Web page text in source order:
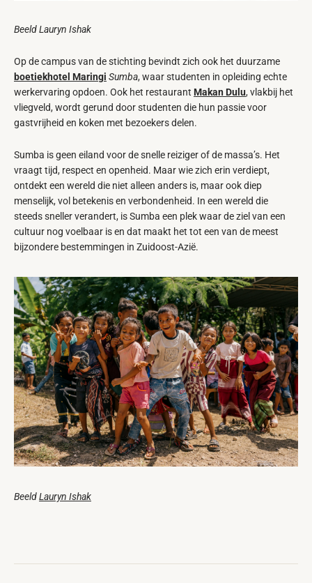
Beeld Lauryn Ishak
Op de campus van de stichting bevindt zich ook het duurzame
boetiekhotel Maringi Sumba, waar studenten in opleiding echte
werkervaring opdoen. Ook het restaurant Makan Dulu,vlakbij het
vliegveld, wordt gerund door studenten die hun passie voor
gastvrijheid en koken met bezoekers delen.
Sumba is geen eiland voor de snelle reiziger of de massa’s. Het
vraagt tijd, respect en openheid. Maar wie zich erin verdiept,
ontdekt een wereld die niet alleen anders is, maar ook diep
menselijk, vol betekenis en verbondenheid. In een wereld die
steeds sneller verandert, is Sumba een plek waar de ziel van een
cultuur nog voelbaar is en dat maakt het tot een van de meest
bijzondere bestemmingen in Zuidoost-Azië.
BeeldLauryn Ishak